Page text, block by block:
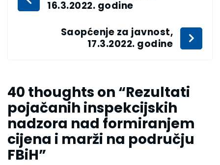
16.3.2022. godine
Saopćenje za javnost,
17.3.2022. godine
40 thoughts on “Rezultati
pojačanih inspekcijskih
nadzora nad formiranjem
cijena i marži na području
FBiH”